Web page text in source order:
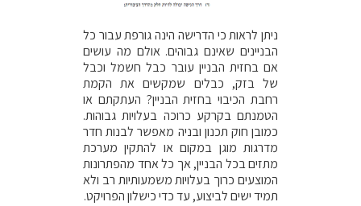
ניתן לראות כי הדרישה הינה גורפת עבור כל
הבניינים שאינם גבוהים. אולם מה עושים
אם בחזית הבניין עובר כבל חשמל וכבל
של בזק, כבלים שמקשים את הקמת
רחבת הכיבוי בחזית הבניין? העתקתם או
הטמנתם בקרקע כרוכה בעלויות גבוהות.
כמובן חוק תכנון ובניה מאפשר לבנות חדר
מדרגות מוגן במקום או להתקין מערכת
מתזים בכל הבניין, אך כל אחד מהפתרונות
המוצעים כרוך בעלויות משמעותיות רב ולא
תמיד ישים לביצוע, עד כדי כישלון הפרויקט.